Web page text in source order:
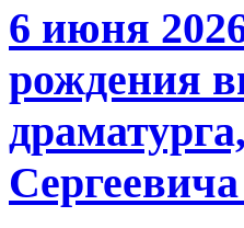
6 июня
рождения